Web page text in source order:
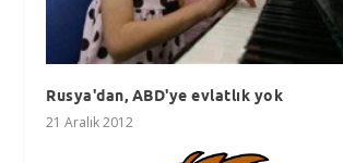
Rusya'dan, ABD'ye evlatlık yok
21 Aralık 2012